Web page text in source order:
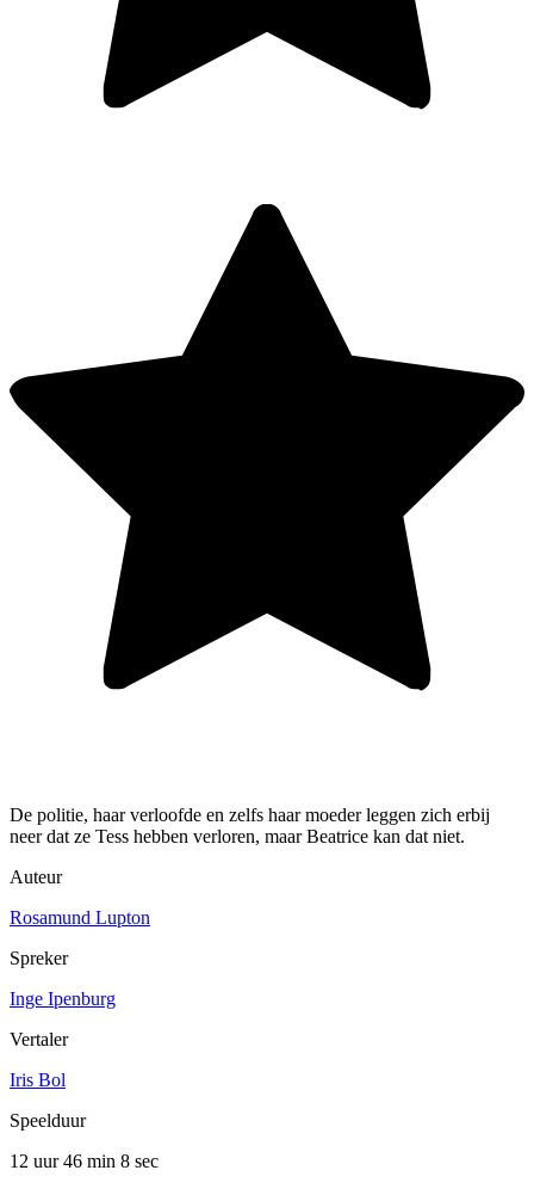
De politie, haar verloofde en zelfs haar moeder leggen zich erbij
neer dat ze Tess hebben verloren, maar Beatrice kan dat niet.
Auteur
Rosamund Lupton
Spreker
Inge Ipenburg
Vertaler
Iris Bol
Speelduur
12 uur 46 min 8 sec